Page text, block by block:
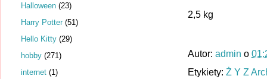
2,5 kg
Autor: admin o
Etykiety: Ż Y Z
Halloween (23)
Harry Potter (51)
Hello Kitty (29)
hobby (271)
internet (1)